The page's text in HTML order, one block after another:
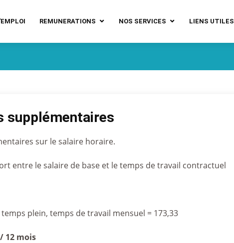
REMUNERATIONS NOS SERVICES LIENS UTILES
supplémentaires
sur le salaire horaire.
entre le salaire de base et le temps de travail contractuel
plein, temps de travail mensuel = 173,33
12 mois